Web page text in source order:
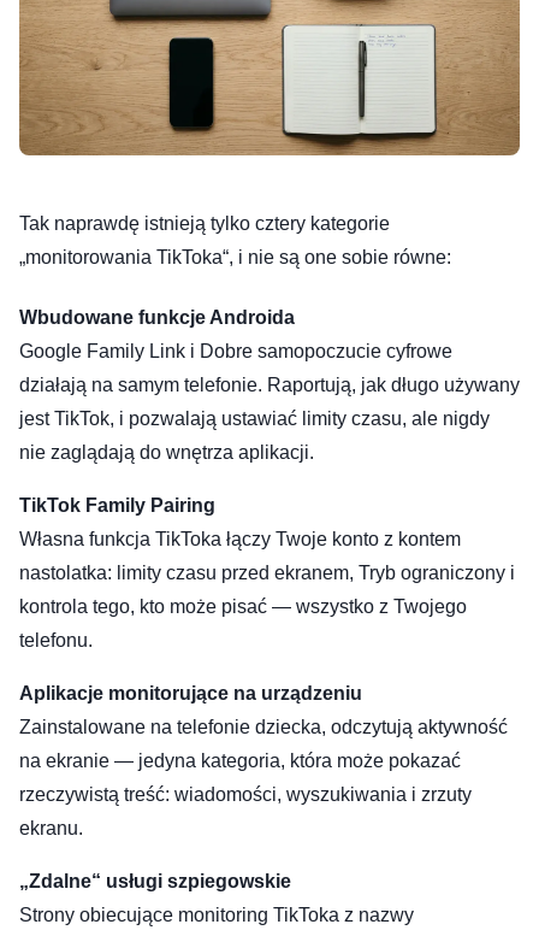
Tak naprawdę istnieją tylko cztery kategorie
„monitorowania TikToka“, i nie są one sobie równe:
Wbudowane funkcje Androida
Google Family Link i Dobre samopoczucie cyfrowe
działają na samym telefonie. Raportują, jak długo używany
jest TikTok, i pozwalają ustawiać limity czasu, ale nigdy
nie zaglądają do wnętrza aplikacji.
TikTok Family Pairing
Własna funkcja TikToka łączy Twoje konto z kontem
nastolatka: limity czasu przed ekranem, Tryb ograniczony i
kontrola tego, kto może pisać — wszystko z Twojego
telefonu.
Aplikacje monitorujące na urządzeniu
Zainstalowane na telefonie dziecka, odczytują aktywność
na ekranie — jedyna kategoria, która może pokazać
rzeczywistą treść: wiadomości, wyszukiwania i zrzuty
ekranu.
„Zdalne“ usługi szpiegowskie
Strony obiecujące monitoring TikToka z nazwy